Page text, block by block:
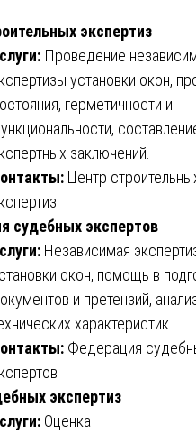
экспертиз
Проведение
установки окон,
герметичности и
заключений.
Центр
судебных экспертов
Независимая
окон, помощь в
и претензий,
характеристик.
Федерация
экспертиз
Оценка